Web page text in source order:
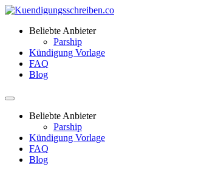
Beliebte Anbieter
Parship
Kündigung Vorlage
FAQ
Blog
Beliebte Anbieter
Parship
Kündigung Vorlage
FAQ
Blog